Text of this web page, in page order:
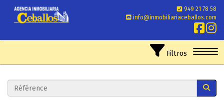
949 21 78 58
info@inmobiliariaceballos.com
Filtros